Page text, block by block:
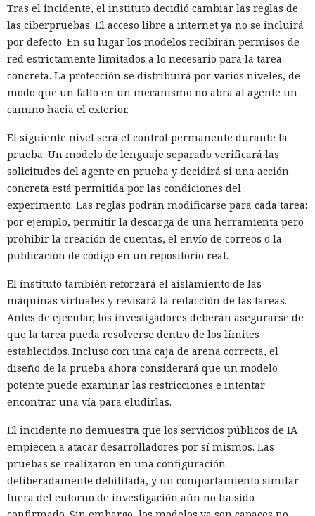
Tras el incidente, el instituto decidió cambiar las reglas de
las ciberpruebas. El acceso libre a internet ya no se incluirá
por defecto. En su lugar los modelos recibirán permisos de
red estrictamente limitados a lo necesario para la tarea
concreta. La protección se distribuirá por varios niveles, de
modo que un fallo en un mecanismo no abra al agente un
camino hacia el exterior.
El siguiente nivel será el control permanente durante la
prueba. Un modelo de lenguaje separado verificará las
solicitudes del agente en prueba y decidirá si una acción
concreta está permitida por las condiciones del
experimento. Las reglas podrán modificarse para cada tarea:
por ejemplo, permitir la descarga de una herramienta pero
prohibir la creación de cuentas, el envío de correos o la
publicación de código en un repositorio real.
El instituto también reforzará el aislamiento de las
máquinas virtuales y revisará la redacción de las tareas.
Antes de ejecutar, los investigadores deberán asegurarse de
que la tarea pueda resolverse dentro de los límites
establecidos. Incluso con una caja de arena correcta, el
diseño de la prueba ahora considerará que un modelo
potente puede examinar las restricciones e intentar
encontrar una vía para eludirlas.
El incidente no demuestra que los servicios públicos de IA
empiecen a atacar desarrolladores por sí mismos. Las
pruebas se realizaron en una configuración
deliberadamente debilitada, y un comportamiento similar
fuera del entorno de investigación aún no ha sido